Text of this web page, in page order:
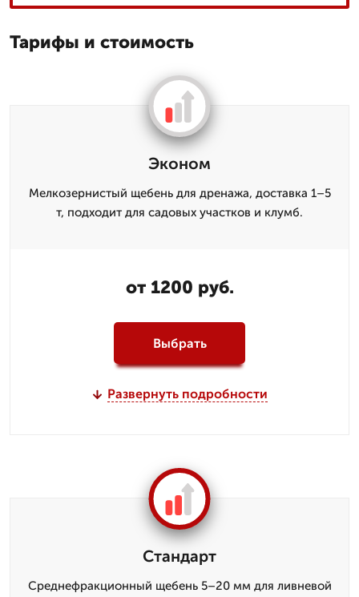
Тарифы и стоимость
Эконом
Мелкозернистый щебень для дренажа, доставка 1–5
т, подходит для садовых участков и клумб.
от 1200 руб.
Выбрать
Развернуть подробности
Стандарт
Среднефракционный щебень 5–20 мм для ливневой